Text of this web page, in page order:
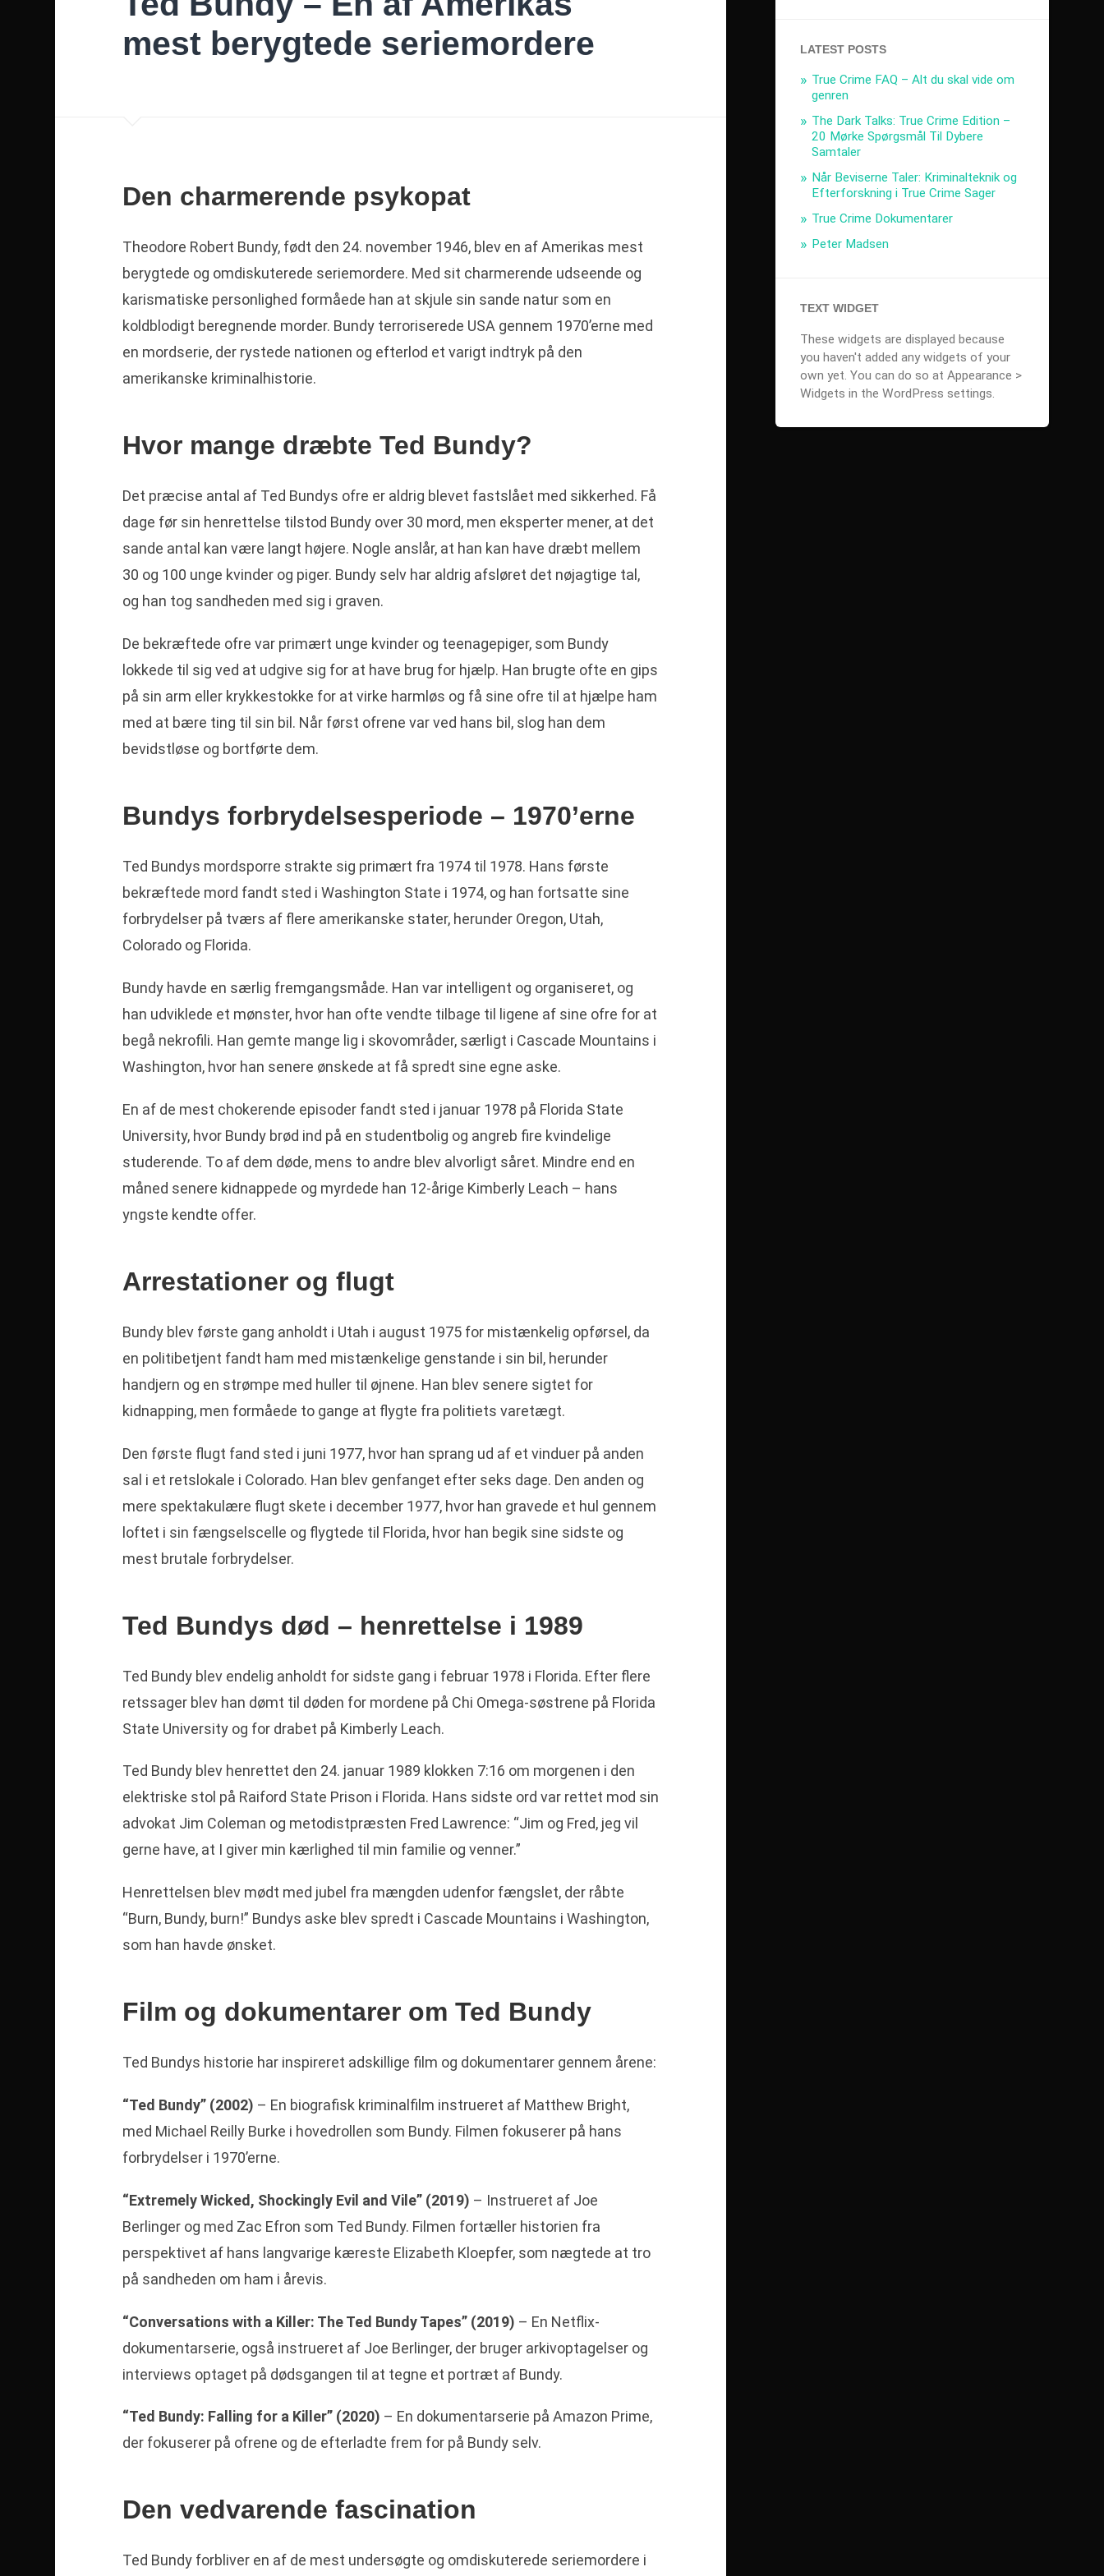
mest berygtede seriemordere
Den charmerende psykopat
Theodore Robert Bundy, født den 24. november 1946, blev en af Amerikas mest
berygtede og omdiskuterede seriemordere. Med sit charmerende udseende og
karismatiske personlighed formåede han at skjule sin sande natur som en
koldblodigt beregnende morder. Bundy terroriserede USA gennem 1970’erne med
en mordserie, der rystede nationen og efterlod et varigt indtryk på den
amerikanske kriminalhistorie.
Hvor mange dræbte Ted Bundy?
Det præcise antal af Ted Bundys ofre er aldrig blevet fastslået med sikkerhed. Få
dage før sin henrettelse tilstod Bundy over 30 mord, men eksperter mener, at det
sande antal kan være langt højere. Nogle anslår, at han kan have dræbt mellem
30 og 100 unge kvinder og piger. Bundy selv har aldrig afsløret det nøjagtige tal,
og han tog sandheden med sig i graven.
De bekræftede ofre var primært unge kvinder og teenagepiger, som Bundy
lokkede til sig ved at udgive sig for at have brug for hjælp. Han brugte ofte en gips
på sin arm eller krykkestokke for at virke harmløs og få sine ofre til at hjælpe ham
med at bære ting til sin bil. Når først ofrene var ved hans bil, slog han dem
bevidstløse og bortførte dem.
Bundys forbrydelsesperiode – 1970’erne
Ted Bundys mordsporre strakte sig primært fra 1974 til 1978. Hans første
bekræftede mord fandt sted i Washington State i 1974, og han fortsatte sine
forbrydelser på tværs af flere amerikanske stater, herunder Oregon, Utah,
Colorado og Florida.
Bundy havde en særlig fremgangsmåde. Han var intelligent og organiseret, og
han udviklede et mønster, hvor han ofte vendte tilbage til ligene af sine ofre for at
begå nekrofili. Han gemte mange lig i skovområder, særligt i Cascade Mountains i
Washington, hvor han senere ønskede at få spredt sine egne aske.
En af de mest chokerende episoder fandt sted i januar 1978 på Florida State
University, hvor Bundy brød ind på en studentbolig og angreb fire kvindelige
studerende. To af dem døde, mens to andre blev alvorligt såret. Mindre end en
måned senere kidnappede og myrdede han 12-årige Kimberly Leach – hans
yngste kendte offer.
Arrestationer og flugt
Bundy blev første gang anholdt i Utah i august 1975 for mistænkelig opførsel, da
en politibetjent fandt ham med mistænkelige genstande i sin bil, herunder
handjern og en strømpe med huller til øjnene. Han blev senere sigtet for
kidnapping, men formåede to gange at flygte fra politiets varetægt.
Den første flugt fand sted i juni 1977, hvor han sprang ud af et vinduer på anden
sal i et retslokale i Colorado. Han blev genfanget efter seks dage. Den anden og
mere spektakulære flugt skete i december 1977, hvor han gravede et hul gennem
loftet i sin fængselscelle og flygtede til Florida, hvor han begik sine sidste og
mest brutale forbrydelser.
Ted Bundys død – henrettelse i 1989
Ted Bundy blev endelig anholdt for sidste gang i februar 1978 i Florida. Efter flere
retssager blev han dømt til døden for mordene på Chi Omega-søstrene på Florida
State University og for drabet på Kimberly Leach.
Ted Bundy blev henrettet den 24. januar 1989 klokken 7:16 om morgenen i den
elektriske stol på Raiford State Prison i Florida. Hans sidste ord var rettet mod sin
advokat Jim Coleman og metodistpræsten Fred Lawrence: “Jim og Fred, jeg vil
gerne have, at I giver min kærlighed til min familie og venner.”
Henrettelsen blev mødt med jubel fra mængden udenfor fængslet, der råbte
“Burn, Bundy, burn!” Bundys aske blev spredt i Cascade Mountains i Washington,
som han havde ønsket.
Film og dokumentarer om Ted Bundy
Ted Bundys historie har inspireret adskillige film og dokumentarer gennem årene:
“Ted Bundy” (2002) – En biografisk kriminalfilm instrueret af Matthew Bright,
med Michael Reilly Burke i hovedrollen som Bundy. Filmen fokuserer på hans
forbrydelser i 1970’erne.
“Extremely Wicked, Shockingly Evil and Vile” (2019) – Instrueret af Joe
Berlinger og med Zac Efron som Ted Bundy. Filmen fortæller historien fra
perspektivet af hans langvarige kæreste Elizabeth Kloepfer, som nægtede at tro
på sandheden om ham i årevis.
“Conversations with a Killer: The Ted Bundy Tapes” (2019) – En Netflix-
dokumentarserie, også instrueret af Joe Berlinger, der bruger arkivoptagelser og
interviews optaget på dødsgangen til at tegne et portræt af Bundy.
“Ted Bundy: Falling for a Killer” (2020) – En dokumentarserie på Amazon Prime,
der fokuserer på ofrene og de efterladte frem for på Bundy selv.
Den vedvarende fascination
Ted Bundy forbliver en af de mest undersøgte og omdiskuterede seriemordere i
LATEST POSTS
True Crime FAQ – Alt du skal vide om
genren
The Dark Talks: True Crime Edition –
20 Mørke Spørgsmål Til Dybere
Samtaler
Når Beviserne Taler: Kriminalteknik og
Efterforskning i True Crime Sager
True Crime Dokumentarer
Peter Madsen
TEXT WIDGET
These widgets are displayed because
you haven't added any widgets of your
own yet. You can do so at Appearance >
Widgets in the WordPress settings.